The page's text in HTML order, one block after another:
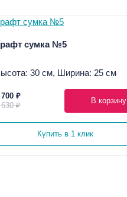
сумка №5
30 см, Ширина: 25 см
₽
₽
В корзину
Купить в 1 клик